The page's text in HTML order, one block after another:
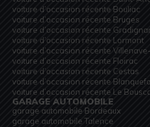
voiture d’occasion récente Bouliac
voiture d’occasion récente Bruges
voiture d’occasion récente
voiture d’occasion récente Lormont
voiture d’occasion récente
voiture d’occasion récente Floirac
voiture d’occasion récente Cestas
voiture d’occasion récente
voiture d’occasion récente Le
GARAGE AUTOMOBILE
garage automobile Bordeaux
garage automobile Talence